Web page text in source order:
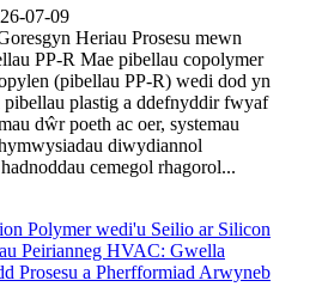
07-09
Heriau Prosesu mewn
PP-R Mae pibellau copolymer
(pibellau PP-R) wedi dod yn
pibellau plastig a ddefnyddir fwyaf
dŵr poeth ac oer, systemau
diwydiannol
cemegol rhagorol...